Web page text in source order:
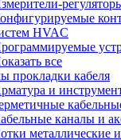
HVAC
все
прокладки кабеля
и
каналы и
металлические